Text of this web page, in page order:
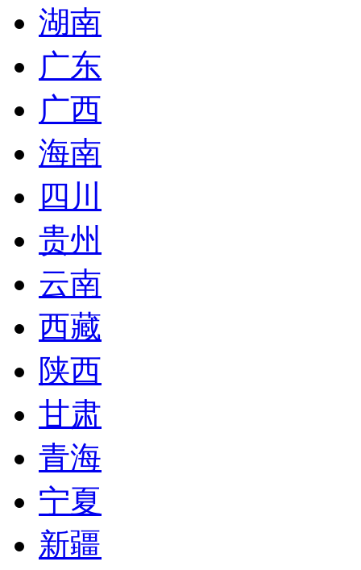
湖南
广东
广西
海南
四川
贵州
云南
西藏
陕西
甘肃
青海
宁夏
新疆